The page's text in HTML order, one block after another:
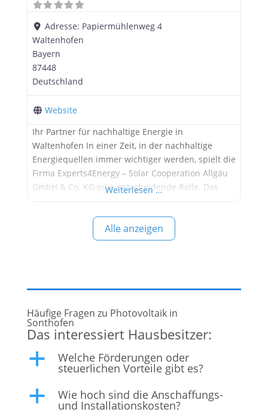
Adresse: Papiermühlenweg 4
Waltenhofen
Bayern
87448
Deutschland
Website
Ihr Partner für nachhaltige Energie in
Waltenhofen In einer Zeit, in der nachhaltige
Energiequellen immer wichtiger werden, spielt die
Firma Experts4Energy – Solar Cooperation Allgäu
GmbH & Co. KG eine entscheidende Rolle. Das
die Planung und Installation von
Photovoltaikanlagen spezialisiert und bietet
maßgeschneiderte Lösungen für Privatpersonen,
Weiterlesen …
Alle anzeigen
Häufige Fragen zu Photovoltaik in
Sonthofen
Das interessiert Hausbesitzer:
a Welche Förderungen oder
steuerlichen Vorteile gibt es?
a Wie hoch sind die Anschaffungs-
und Installationskosten?